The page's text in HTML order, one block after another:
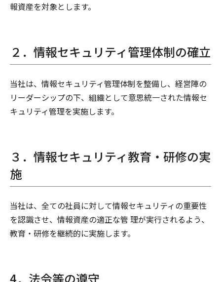
報資産を対象とします。
２．情報セキュリティ管理体制の確立
当社は、情報セキュリティ管理体制を整備し、経営陣の
リーダーシップの下、組織として意思統一された情報セ
キュリティ管理を実施します。
３．情報セキュリティ教育・研修の実
施
当社は、全ての社員に対して情報セキュリティの重要性
を認識させ、情報資産の適正な管 理が実行されるよう、
教育・研修を継続的に実施します。
4．法令等の遵守